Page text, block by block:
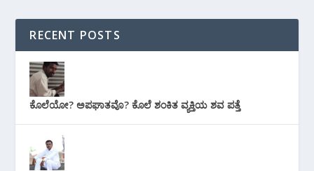
RECENT POSTS
ಕೊಲೆಯೋ? ಅಪಘಾತವೊ? ಕೊಲೆ ಶಂಕಿತ ವ್ಯಕ್ತಿಯ ಶವ ಪತ್ತೆ